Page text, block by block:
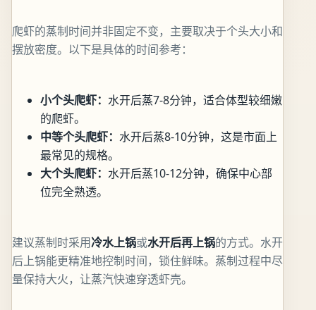
爬虾的蒸制时间并非固定不变，主要取决于个头大小和
摆放密度。以下是具体的时间参考：
小个头爬虾： 水开后蒸7-8分钟，适合体型较细嫩
的爬虾。
中等个头爬虾： 水开后蒸8-10分钟，这是市面上
最常见的规格。
大个头爬虾： 水开后蒸10-12分钟，确保中心部
位完全熟透。
建议蒸制时采用冷水上锅或水开后再上锅的方式。水开
后上锅能更精准地控制时间，锁住鲜味。蒸制过程中尽
量保持大火，让蒸汽快速穿透虾壳。